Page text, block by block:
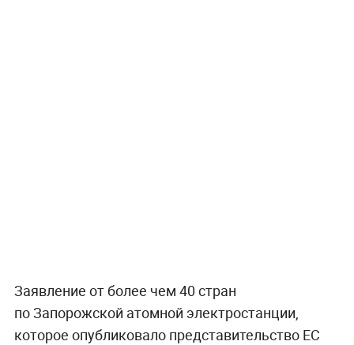
Заявление от более чем 40 стран
по Запорожской атомной электростанции,
которое опубликовало представительство ЕС